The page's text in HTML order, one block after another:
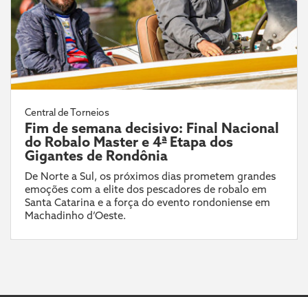
Central de Torneios
Fim de semana decisivo: Final Nacional
do Robalo Master e 4ª Etapa dos
Gigantes de Rondônia
De Norte a Sul, os próximos dias prometem grandes
emoções com a elite dos pescadores de robalo em
Santa Catarina e a força do evento rondoniense em
Machadinho d’Oeste.